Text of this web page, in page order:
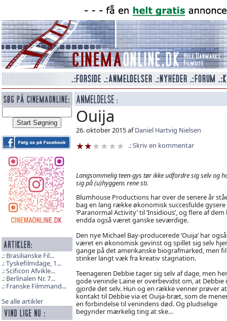
Brasilianske Fil...
Tyskefilmdage, 1...
Scificon Afvikle...
Berlinalen Nr. 7...
Franske Filmmand...
Se alle artikler
Ouija
26. oktober 2015 afDaniel Hartvig Nielsen
Skriv en kommentar
Langsommelig teen-gys tør ikke udfordre sig selv og
sig på (u)hyggens rene sti.
Blumhouse Productions har over de senere år
bag en lang række økonomisk succesfulde gysere
’Paranormal Activity’ til ’Insidious’, og flere af dem
endda også været ganske seværdige.
Den nye Michael Bay-producerede ’Ouija’ har også
været en økonomisk gevinst og spillet sig selv
gange på det amerikanske biografmarked, men
stinker langt væk fra kreativ stagnation.
Teenageren Debbie tager sig selv af dage, men
gode veninde Laine er overbevidst om, at Debbie
gjorde det selv. Hun og en række venner prøver
kontakt til Debbie via et Ouija-bræt, som de
en forbindelse til venindens død. Og pludselige
begynder mærkelig ting at ske…